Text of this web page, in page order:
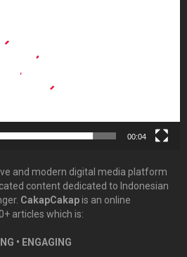
00:04
and modern digital media platform
content dedicated to Indonesian
CakapCakapis an online
articles which is:
• ENGAGING